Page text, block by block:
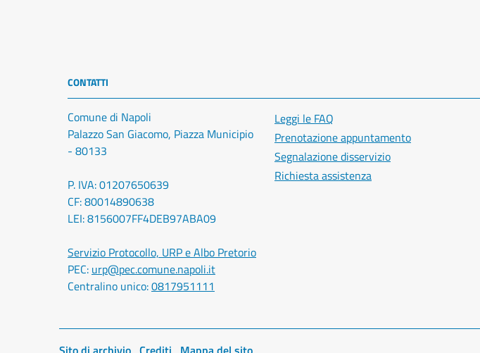
CONTATTI
Comune di Napoli
Palazzo San Giacomo, Piazza Municipio
- 80133
P. IVA: 01207650639
CF: 80014890638
LEI: 8156007FF4DEB97ABA09
Servizio Protocollo, URP e Albo Pretorio
PEC: urp@pec.comune.napoli.it
Centralino unico:0817951111
Leggi le FAQ
Prenotazione appuntamento
Segnalazione disservizio
Richiesta assistenza